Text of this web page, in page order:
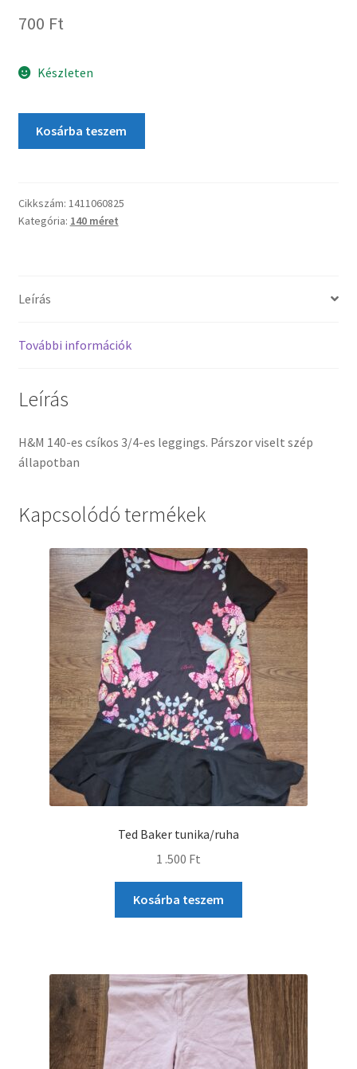
700 Ft
Készleten
Kosárba teszem
Cikkszám: 1411060825
Kategória: 140 méret
Leírás
További információk
Leírás
H&M 140-es csíkos 3/4-es leggings. Párszor viselt szép
állapotban
Kapcsolódó termékek
Ted Baker tunika/ruha
1 .500 Ft
Kosárba teszem